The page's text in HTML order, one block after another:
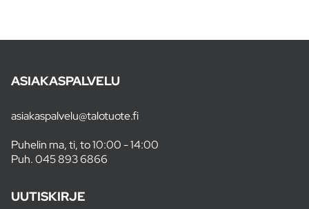
ASIAKASPALVELU
asiakaspalvelu@talotuote.fi
Puhelin ma, ti, to 10:00 - 14:00
Puh.045 893 6866
UUTISKIRJE